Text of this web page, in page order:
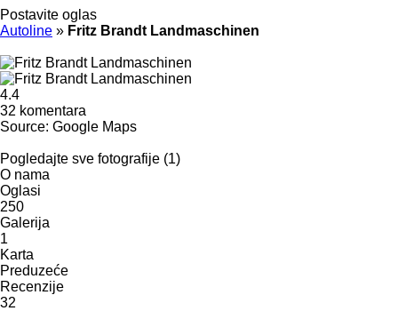
Postavite oglas
Autoline » Fritz Brandt Landmaschinen
4.4
32 komentara
Source: Google Maps
Pogledajte sve fotografije (1)
O nama
Oglasi
250
Galerija
1
Karta
Preduzeće
Recenzije
32